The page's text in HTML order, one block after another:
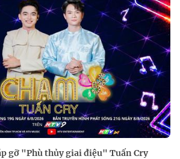
gỡ "Phù thủy giai điệu" Tuấn Cry